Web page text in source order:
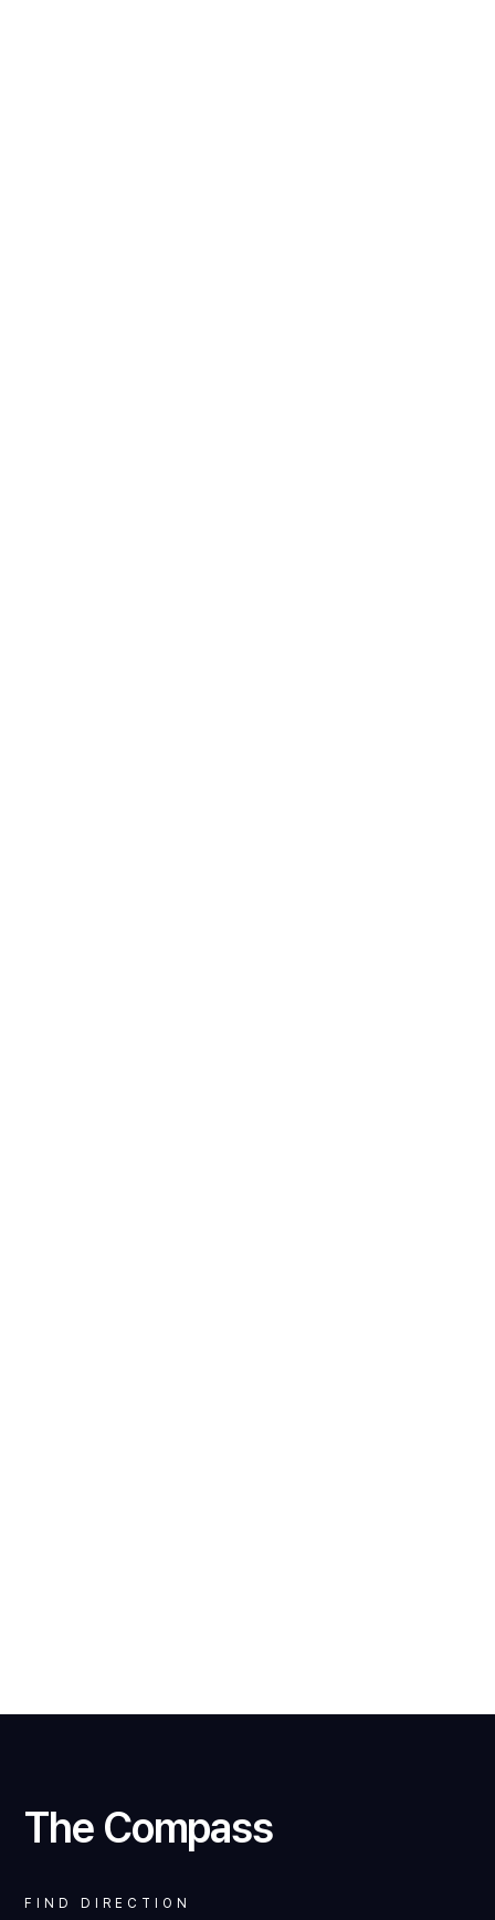
The Compass
FIND DIRECTION